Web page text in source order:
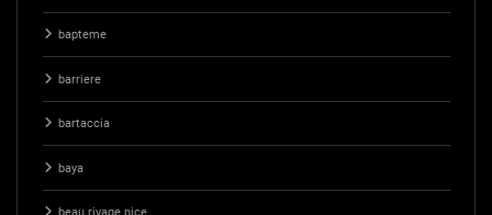
bapteme
barriere
bartaccia
baya